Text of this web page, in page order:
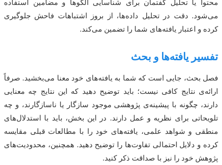
محتوا یا تحلیل گفتمان برای شناسایی الگوها و مضامین استفاده
می‌شود. دقت در تحلیل داده‌ها، از بروز اشتباهات فاحش جلوگیری
کرده و اعتبار یافته‌های شما را تضمین می‌کند.
تفسیر یافته‌ها و بحث
فصل بحث، جایی است که شما به یافته‌های خود معنا می‌بخشید. صرفاً
ارائه‌ی نتایج کافی نیست؛ باید توضیح دهید که این نتایج چه معنایی
دارند، چگونه با پیشینه‌ی پژوهشی موجود سازگار یا ناسازگارند، و چه
تلویحاتی برای نظریه و عمل دارند. در این بخش، باید با استدلال‌های
منطقی و شواهد علمی، یافته‌های خود را با مطالعات قبلی مقایسه
کرده و دلایل احتمالی تفاوت‌ها را توضیح دهید. همچنین، محدودیت‌های
پژوهش خود را نیز با صداقت ذکر کنید.